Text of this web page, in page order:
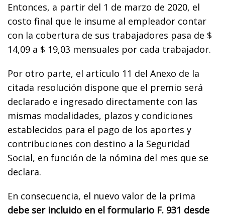
Entonces, a partir del 1 de marzo de 2020, el
costo final que le insume al empleador contar
con la cobertura de sus trabajadores pasa de $
14,09 a $ 19,03 mensuales por cada trabajador.
Por otro parte, el artículo 11 del Anexo de la
citada resolución dispone que el premio será
declarado e ingresado directamente con las
mismas modalidades, plazos y condiciones
establecidos para el pago de los aportes y
contribuciones con destino a la Seguridad
Social, en función de la nómina del mes que se
declara.
En consecuencia, el nuevo valor de la prima
debe ser incluido en el formulario F. 931 desde